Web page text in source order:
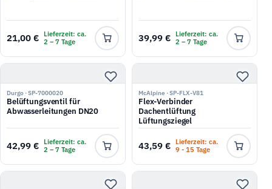
21,00 €
Lieferzeit: ca.
2 – 7 Tage
39,99 €
Lieferzeit: ca.
2 – 7 Tage
Durgo · SP-7000020
Belüftungsventil für
Abwasserleitungen DN20
42,99 €
Lieferzeit: ca.
2 – 7 Tage
McAlpine · SP-FLX-V81
Flex-Verbinder
Dachentlüftung
Lüftungsziegel
43,59 €
Lieferzeit: ca.
9 - 15 Tage